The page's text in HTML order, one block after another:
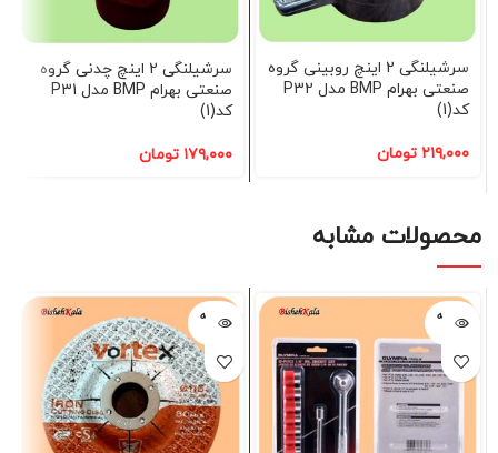
سرشیلنگی 2 اینچ روبینی گروه
صنعتی بهرام BMP مدل P32
کد(1)
۲۱۹,۰۰۰ تومان
سرشیلنگی 2 اینچ چدنی گروه
صنعتی بهرام BMP مدل P31
کد(1)
۱۷۹,۰۰۰ تومان
محصولات مشابه
فروخته
شده
فروخته
شده